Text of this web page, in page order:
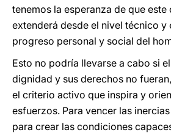
tenemos la esperanza de que este
extenderá desde el nivel técnico y
progreso personal y social del
Esto no podría llevarse a cabo si
dignidad y sus derechos no
el criterio activo que inspira y
esfuerzos. Para vencer las
para crear las condiciones